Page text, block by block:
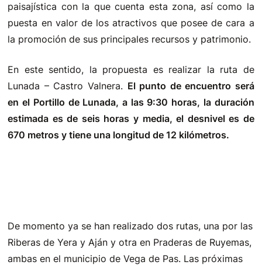
paisajística con la que cuenta esta zona, así como la
puesta en valor de los atractivos que posee de cara a
la promoción de sus principales recursos y patrimonio.
En este sentido, la propuesta es realizar la ruta de
Lunada – Castro Valnera. El punto de encuentro será
en el Portillo de Lunada, a las 9:30 horas, la duración
estimada es de seis horas y media, el desnivel es de
670 metros y tiene una longitud de 12 kilómetros.
De momento ya se han realizado dos rutas, una por las
Riberas de Yera y Aján y otra en Praderas de Ruyemas,
ambas en el municipio de Vega de Pas. Las próximas